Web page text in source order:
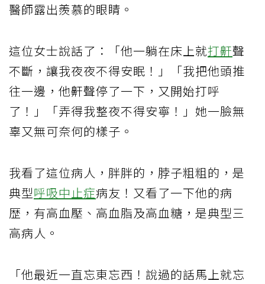
醫師露出羨慕的眼睛。
這位女士說話了：「他一躺在床上就打鼾聲
不斷，讓我夜夜不得安眠！」「我把他頭推
往一邊，他鼾聲停了一下，又開始打呼
了！」「弄得我整夜不得安寧！」她一臉無
辜又無可奈何的樣子。
我看了這位病人，胖胖的，脖子粗粗的，是
典型呼吸中止症病友！又看了一下他的病
歴，有高血壓、高血脂及高血糖，是典型三
高病人。
「他最近一直忘東忘西！說過的話馬上就忘